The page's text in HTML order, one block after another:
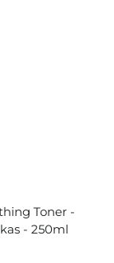
Toner -
- 250ml